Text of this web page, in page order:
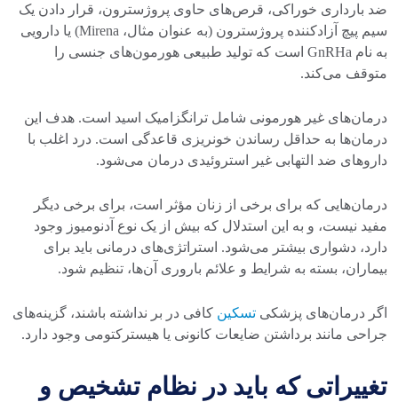
ضد بارداری خوراکی، قرص‌های حاوی پروژسترون، قرار دادن یک
سیم پیچ آزاد‌کننده پروژسترون (به عنوان مثال، Mirena) یا دارویی
به نام GnRHa است که تولید طبیعی هورمون‌های جنسی را
متوقف می‌کند.
درمان‌های غیر هورمونی شامل ترانگزامیک اسید است. هدف این
درمان‌ها به حداقل رساندن خونریزی قاعدگی است. درد اغلب با
دارو‌های ضد التهابی غیر استروئیدی درمان می‌شود.
درمان‌هایی که برای برخی از زنان مؤثر است، برای برخی دیگر
مفید نیست، و به این استدلال که بیش از یک نوع آدنومیوز وجود
دارد، دشواری بیشتر می‌شود. استراتژی‌های درمانی باید برای
بیماران، بسته به شرایط و علائم باروری آن‌ها، تنظیم شود.
اگر درمان‌های پزشکی تسکین کافی در بر نداشته باشند، گزینه‌های
جراحی مانند برداشتن ضایعات کانونی یا هیسترکتومی وجود دارد.
تغییراتی که باید در نظام تشخیص و